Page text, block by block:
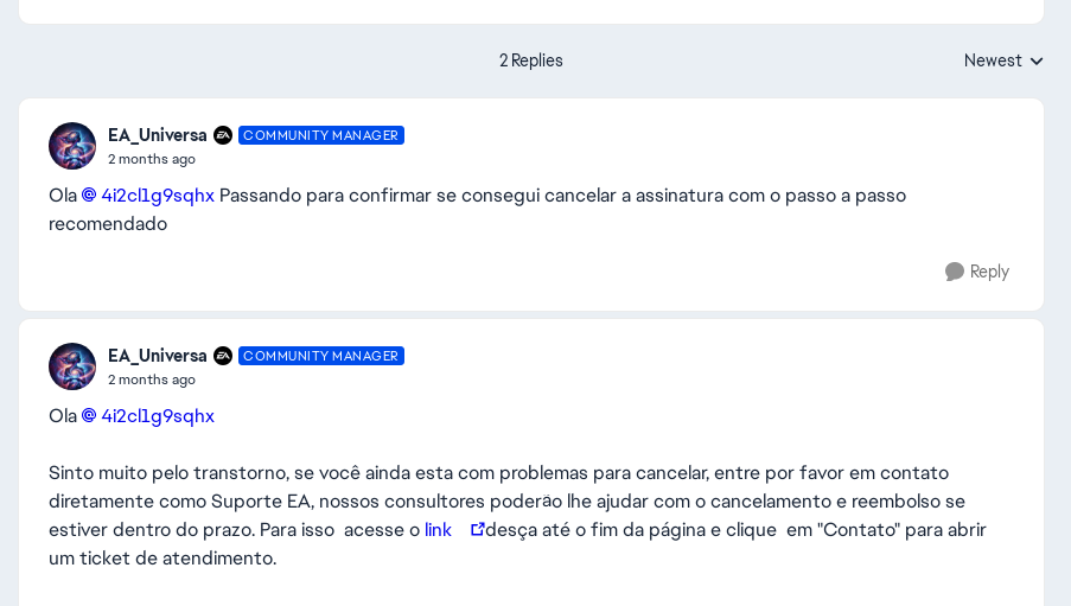
2 Replies Replies sorted
Newest
EA_Universa COMMUNITY MANAGER
2 months ago
Ola 4i2cl1g9sqhx​ Passando para confirmar se consegui cancelar a assinatura com o passo a passo
recomendado
Reply
EA_Universa COMMUNITY MANAGER
2 months ago
Ola 4i2cl1g9sqhx​
Sinto muito pelo transtorno, se você ainda esta com problemas para cancelar, entre por favor em contato
diretamente como Suporte EA, nossos consultores poderão lhe ajudar com o cancelamento e reembolso se
estiver dentro do prazo. Para isso acesse o link
desça até o fim da página e clique em "Contato" para abrir
um ticket de atendimento.